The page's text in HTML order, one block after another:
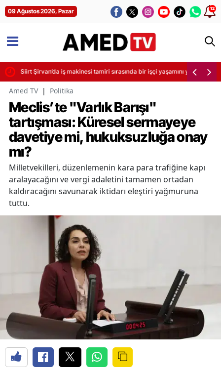
09 Ağustos 2026, Pazar 12
Siirt Şirvan’da iş makinesi tamiri sırasında bir işçi yaşamını yitirdi
Amed TV | Politika
Meclis’te "Varlık Barışı"
tartışması: Küresel sermayeye
davetiye mi, hukuksuzluğa onay
mı?
Milletvekilleri, düzenlemenin kara para trafiğine kapı
aralayacağını ve vergi adaletini tamamen ortadan
kaldıracağını savunarak iktidarı eleştiri yağmuruna
tuttu.